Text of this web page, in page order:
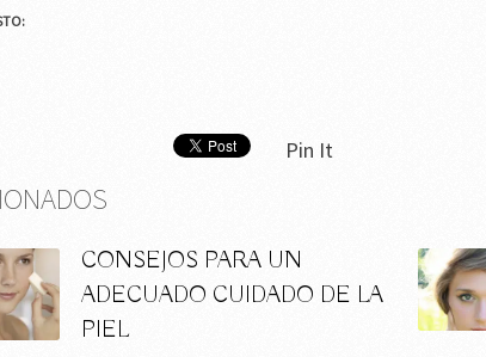
Pin It
CONSEJOS PARA UN
ADECUADO CUIDADO DE LA
PIEL